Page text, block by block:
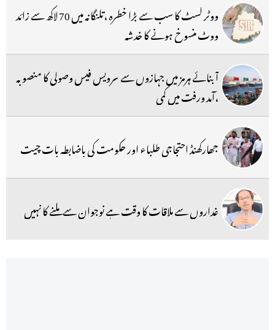
ووٹر لسٹ کا سب سے بڑا خطرہ ،تلنگانہ میں 70 لاکھ سے زائد
ووٹ منسوخ ہونے کا خدشہ
آبنائے ہرمز میں جہازوں سے سرویس فیس وصولی کا منصوبہ
،آمد ورفت میں کمی
جھارکھنڈ احتجاجی طلباء اور حکومت کی باضابطہ بات چیت
غداروں سے ملاقات کا وقت ہے نوجوان سے ملنے کا نہیں